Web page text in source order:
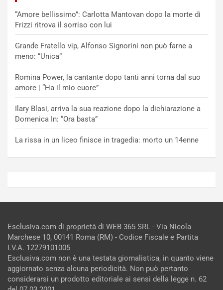
“Amore bellissimo”: Carlotta Mantovan dopo la morte di
Frizzi ritrova il sorriso con lui
Grande Fratello vip, Alfonso Signorini non può farne a
meno: “Unica”
Romina Power, la cantante dopo tanti anni torna dal suo
amore | “Ha il mio cuore”
Ilary Blasi, arriva la sua reazione dopo la dichiarazione a
Domenica In: “Ora basta”
La rissa in un liceo finisce in tragedia: morto un 14enne
Esclusiva.com di proprietà di WEB 365 SRL - Via Nicola
Marchese 10, 00141 Roma (RM) - Codice Fiscale e Partita
I.V.A. 12279101005
Esclusiva.com non è una testata giornalistica, in quanto viene
aggiornato senza alcuna periodicità. Non può pertanto
considerarsi un prodotto editoriale ai sensi della legge n. 62